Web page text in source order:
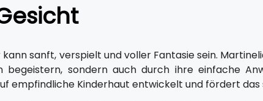
sanft, verspielt und voller Fantasie sein.
begeistern, sondern auch durch ihre einfache
empfindliche Kinderhaut entwickelt und fördert das